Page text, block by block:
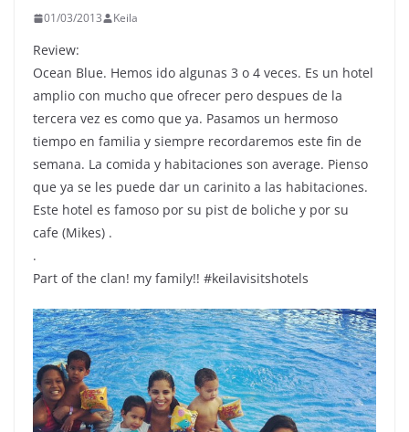
01/03/2013 Keila
Review:
Ocean Blue. Hemos ido algunas 3 o 4 veces. Es un hotel
amplio con mucho que ofrecer pero despues de la
tercera vez es como que ya. Pasamos un hermoso
tiempo en familia y siempre recordaremos este fin de
semana. La comida y habitaciones son average. Pienso
que ya se les puede dar un carinito a las habitaciones.
Este hotel es famoso por su pist de boliche y por su
cafe (Mikes) .
.
Part of the clan! my family!! #keilavisitshotels